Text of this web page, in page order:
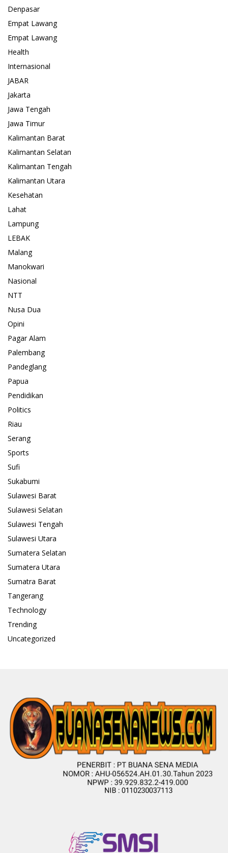
Denpasar
Empat Lawang
Empat Lawang
Health
Internasional
JABAR
Jakarta
Jawa Tengah
Jawa Timur
Kalimantan Barat
Kalimantan Selatan
Kalimantan Tengah
Kalimantan Utara
Kesehatan
Lahat
Lampung
LEBAK
Malang
Manokwari
Nasional
NTT
Nusa Dua
Opini
Pagar Alam
Palembang
Pandeglang
Papua
Pendidikan
Politics
Riau
Serang
Sports
Sufi
Sukabumi
Sulawesi Barat
Sulawesi Selatan
Sulawesi Tengah
Sulawesi Utara
Sumatera Selatan
Sumatera Utara
Sumatra Barat
Tangerang
Technology
Trending
Uncategorized